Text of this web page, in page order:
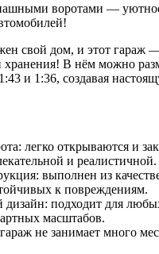
воротами —
свой дом, и этот гараж
хранения! В нём можно
и 1:36, создавая
легко открываются и
и реалистичной.
выполнен из
к повреждениям.
дизайн: подходит для
масштабов.
не занимает много